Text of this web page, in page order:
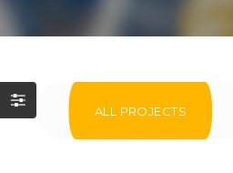
ALL PROJECTS